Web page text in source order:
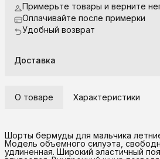
Примерьте товары и верните
Оплачивайте после примерки
Удобный возврат
Доставка
О товаре Характеристики
Шорты бермуды для мальчика
Модель объемного силуэта,
удлиненная. Широкий эластичный